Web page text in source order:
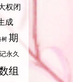
权闭
成
树 期
永久
组